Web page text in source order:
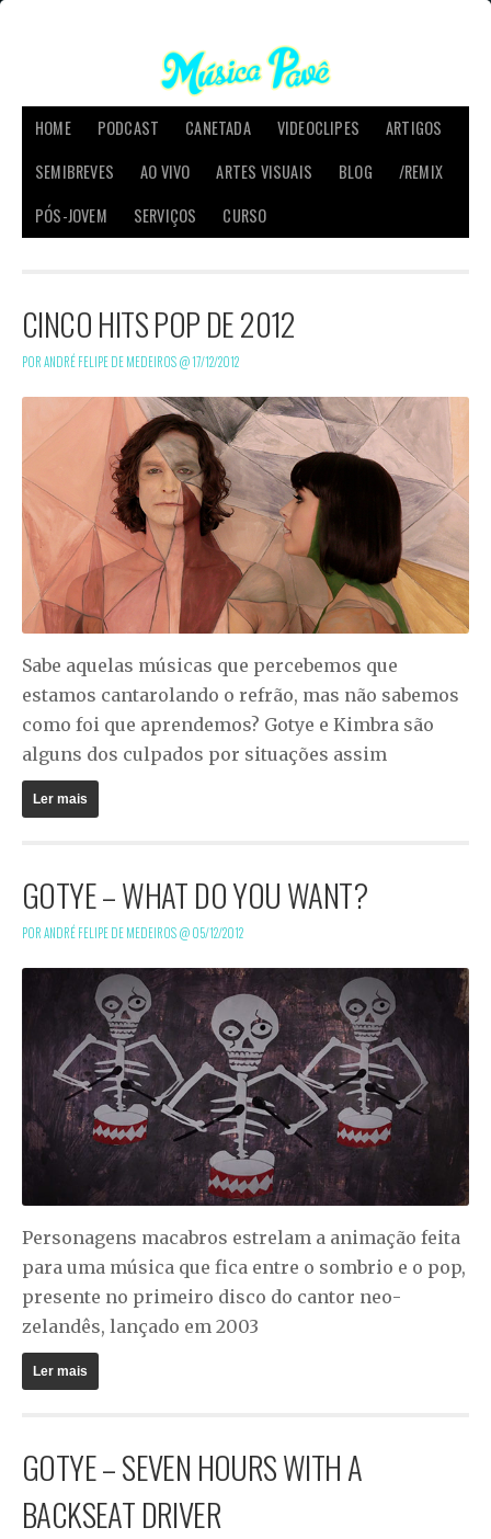
HOME PODCAST CANETADA VIDEOCLIPES
ARTIGOS
SEMIBREVES
AO VIVO ARTES VISUAIS BLOG
/REMIX
PÓS-JOVEM
SERVIÇOS CURSO
CINCO HITS POP DE 2012
POR ANDRÉ FELIPE DE MEDEIROS @17/12/2012
Sabe aquelas músicas que percebemos que
estamos cantarolando o refrão, mas não sabemos
como foi que aprendemos? Gotye e Kimbra são
alguns dos culpados por situações assim
Ler mais
GOTYE – WHAT DO YOU WANT?
POR ANDRÉ FELIPE DE MEDEIROS @05/12/2012
Personagens macabros estrelam a animação feita
para uma música que fica entre o sombrio e o pop,
presente no primeiro disco do cantor neo-
zelandês, lançado em 2003
Ler mais
GOTYE – SEVEN HOURS WITH A
BACKSEAT DRIVER